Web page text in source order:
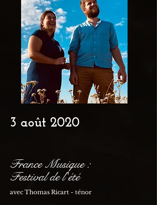
3 août 2020
France Musique :
Festival de l'été
avec Thomas Ricart - ténor